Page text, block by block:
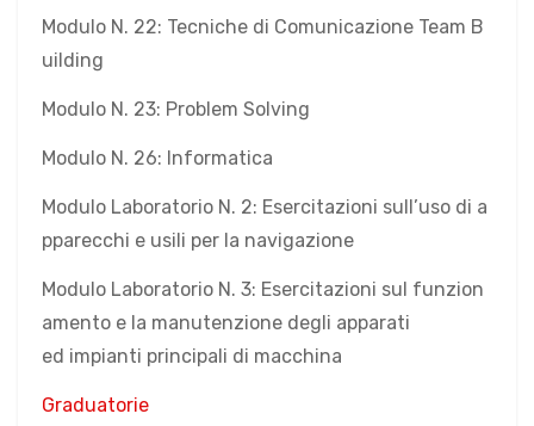
Modulo N. 22: Tecniche di Comunicazione Team B
uilding
Modulo N. 23: Problem Solving
Modulo N. 26: Informatica
Modulo Laboratorio N. 2: Esercitazioni sull’uso di a
pparecchi e usili per la navigazione
Modulo Laboratorio N. 3: Esercitazioni sul funzion
amento e la manutenzione degli apparati
ed impianti principali di macchina
Graduatorie